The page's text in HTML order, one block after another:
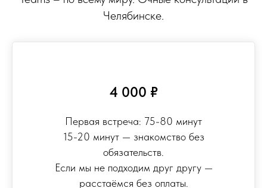
Челябинске.
4 000 ₽
Первая встреча: 75-80 минут
15-20 минут — знакомство без
обязательств.
Если мы не подходим друг другу —
расстаёмся без оплаты.